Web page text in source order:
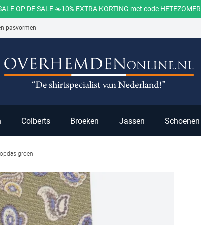
OP DE SALE ☀️10% EXTRA KORTING met code HETEZOMER
pasvormen
Colberts Broeken Jassen Schoenen
groen